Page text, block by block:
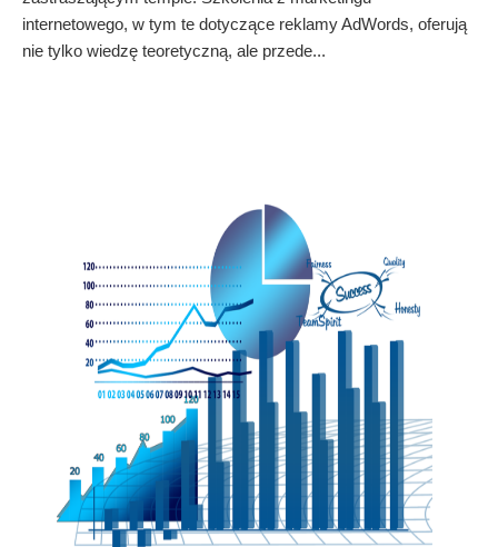
internetowego, w tym te dotyczące reklamy AdWords, oferują
nie tylko wiedzę teoretyczną, ale przede...